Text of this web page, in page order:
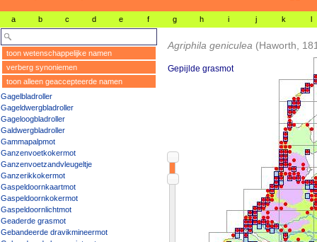
a b c d e f g h i j k l
toon wetenschappelijke namen
verberg synoniemen
toon alleen geaccepteerde namen
Gagelbladroller
Gageldwergbladroller
Gageloogbladroller
Galdwergbladroller
Gammapalpmot
Ganzenvoetkokermot
Ganzenvoetzandvleugeltje
Ganzerikkokermot
Gaspeldoornkaartmot
Gaspeldoornkokermot
Gaspeldoornlichtmot
Geaderde grasmot
Gebandeerde dravikmineermot
Agriphila geniculea (Haworth,
Gepijlde grasmot